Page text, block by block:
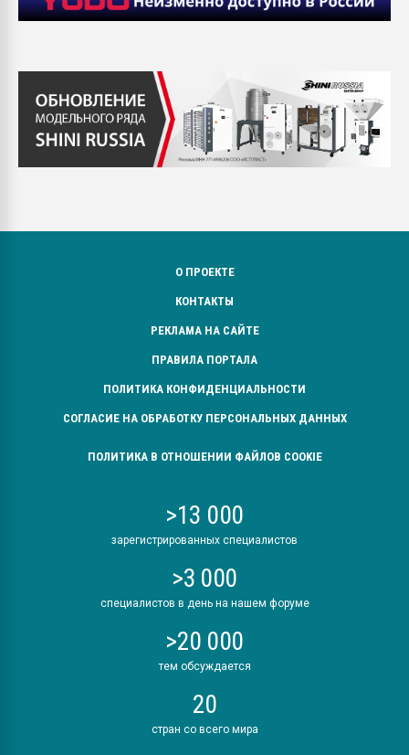
О ПРОЕКТЕ
КОНТАКТЫ
РЕКЛАМА НА САЙТЕ
ПРАВИЛА ПОРТАЛА
ПОЛИТИКА КОНФИДЕНЦИАЛЬНОСТИ
СОГЛАСИЕ НА ОБРАБОТКУ ПЕРСОНАЛЬНЫХ ДАННЫХ
ПОЛИТИКА В ОТНОШЕНИИ ФАЙЛОВ COOKIE
>13 000
зарегистрированных специалистов
>3 000
специалистов в день на нашем форуме
>20 000
тем обсуждается
20
стран со всего мира